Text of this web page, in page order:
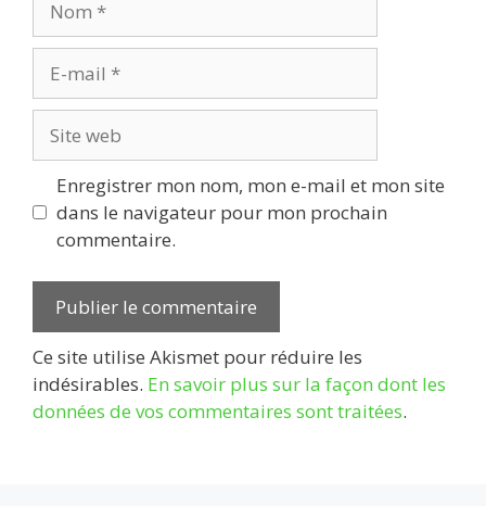
mail
web
Enregistrer mon nom, mon e-mail et mon site
dans le navigateur pour mon prochain
commentaire.
Ce site utilise Akismet pour réduire les
indésirables. En savoir plus sur la façon dont les
données de vos commentaires sont traitées.